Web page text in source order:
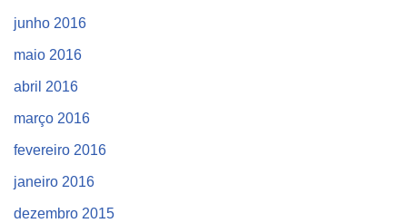
junho 2016
maio 2016
abril 2016
março 2016
fevereiro 2016
janeiro 2016
dezembro 2015